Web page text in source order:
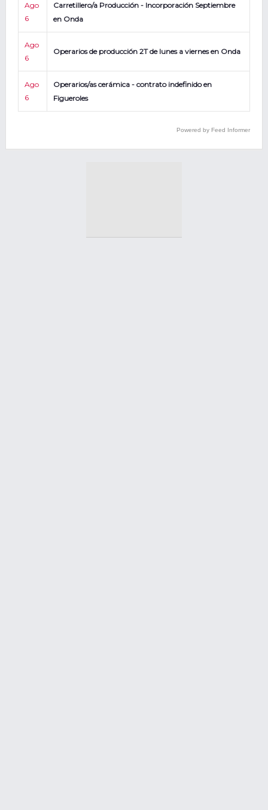
Ago
6
Carretillero/a Producción - Incorporación Septiembre
en Onda
Ago
6
Operarios de producción 2T de lunes a viernes en Onda
Ago
6
Operarios/as cerámica - contrato indefinido en
Figueroles
Powered by Feed Informer